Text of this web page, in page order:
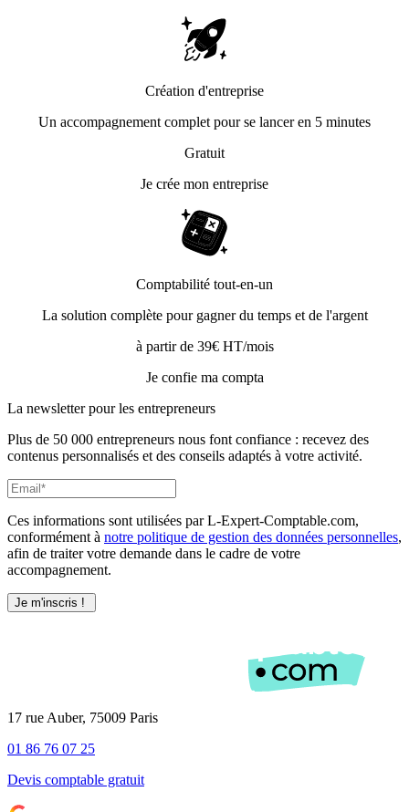
Création d'entreprise
Un accompagnement complet pour se lancer en 5 minutes
Gratuit
Je crée mon entreprise
Comptabilité tout-en-un
La solution complète pour gagner du temps et de l'argent
à partir de 39€ HT/mois
Je confie ma compta
La newsletter pour les entrepreneurs
Plus de 50 000 entrepreneurs nous font confiance : recevez des
contenus personnalisés et des conseils adaptés à votre activité.
Ces informations sont utilisées par L-Expert-Comptable.com,
conformément à notre politique de gestion des données personnelles,
afin de traiter votre demande dans le cadre de votre
accompagnement.
17 rue Auber, 75009 Paris
01 86 76 07 25
Devis comptable gratuit